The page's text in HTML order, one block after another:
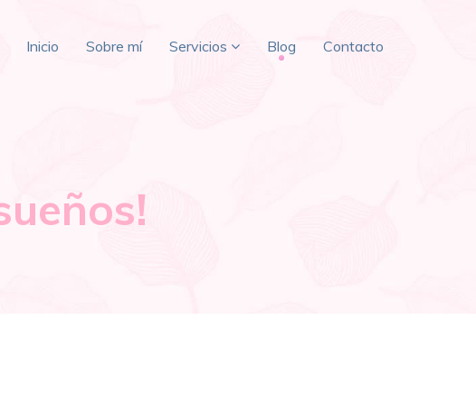
Inicio Sobre mí Servicios Blog Contacto